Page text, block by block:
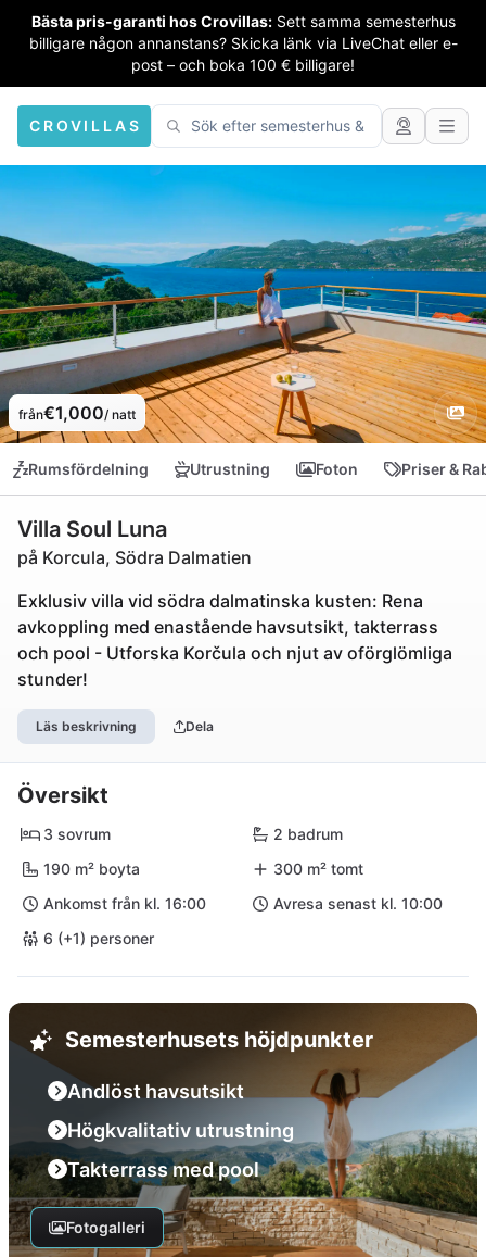
Bästa pris-garanti hos Crovillas: Sett samma semesterhus
billigare någon annanstans? Skicka länk via LiveChat eller e-
post – och boka 100 € billigare!
CROVILLAS
från€1,000/ natt
Rumsfördelning Utrustning Foton Priser &
Villa Soul Luna
på Korcula, Södra Dalmatien
Exklusiv villa vid södra dalmatinska kusten: Rena
avkoppling med enastående havsutsikt, takterrass
och pool - Utforska Korčula och njut av oförglömliga
stunder!
Läs beskrivning Dela
Översikt
3 sovrum
2 badrum
190 m² boyta
300 m² tomt
Ankomst från kl. 16:00
Avresa senast kl. 10:00
6 (+1) personer
Semesterhusets höjdpunkter
Andlöst havsutsikt
Högkvalitativ utrustning
Takterrass med pool
Fotogalleri